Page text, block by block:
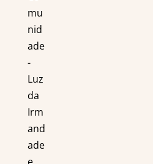
mu
nid
ade
-
Luz
da
Irm
and
ade